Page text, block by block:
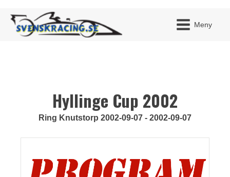
Meny
Hyllinge Cup 2002
Ring Knutstorp 2002-09-07 - 2002-09-07